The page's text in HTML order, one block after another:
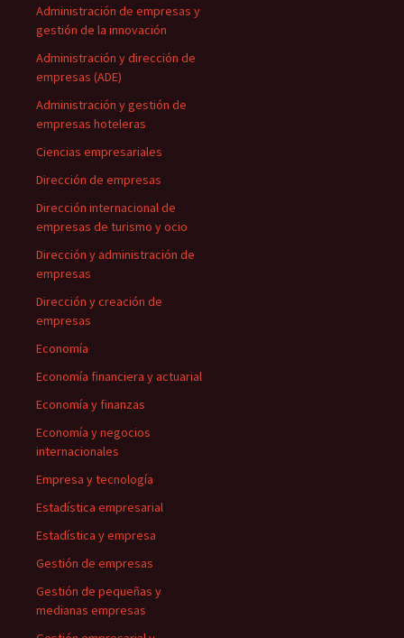
Administración de empresas y
gestión de la innovación
Administración y dirección de
empresas (ADE)
Administración y gestión de
empresas hoteleras
Ciencias empresariales
Dirección de empresas
Dirección internacional de
empresas de turismo y ocio
Dirección y administración de
empresas
Dirección y creación de
empresas
Economía
Economía financiera y actuarial
Economía y finanzas
Economía y negocios
internacionales
Empresa y tecnología
Estadística empresarial
Estadística y empresa
Gestión de empresas
Gestión de pequeñas y
medianas empresas